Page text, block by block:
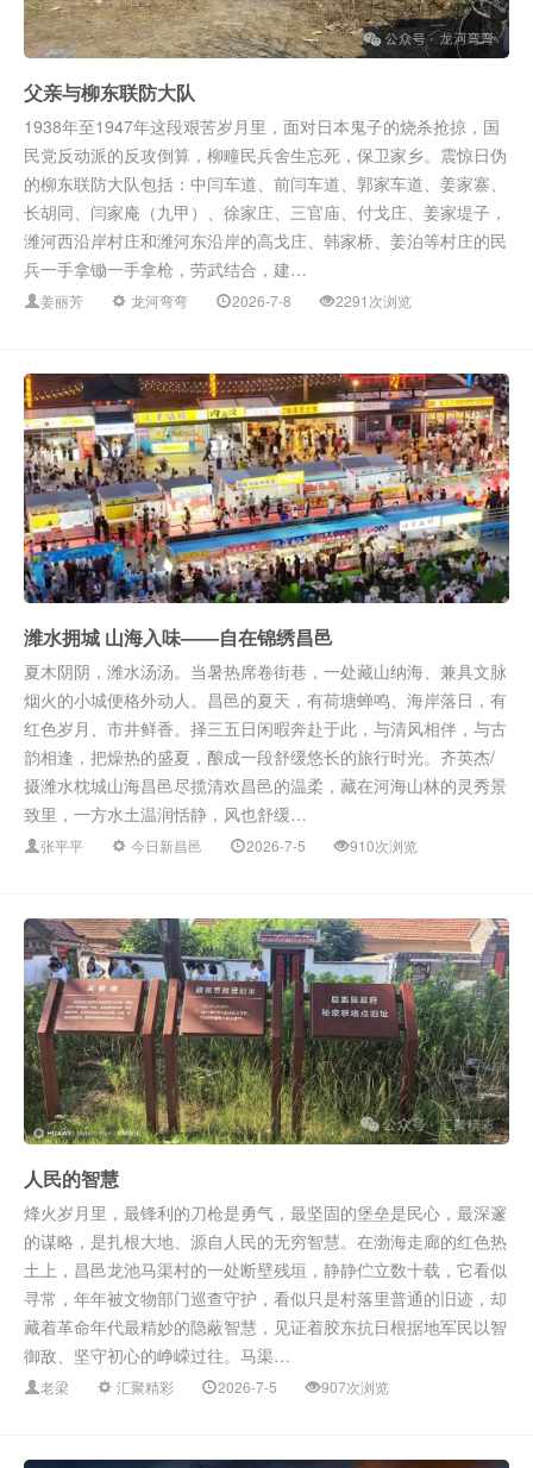
父亲与柳东联防大队
1938年至1947年这段艰苦岁月里，面对日本鬼子的烧杀抢掠，国
民党反动派的反攻倒算，柳疃民兵舍生忘死，保卫家乡。震惊日伪
的柳东联防大队包括：中闫车道、前闫车道、郭家车道、姜家寨、
长胡同、闫家庵（九甲）、徐家庄、三官庙、付戈庄、姜家堤子，
潍河西沿岸村庄和潍河东沿岸的高戈庄、韩家桥、姜泊等村庄的民
兵一手拿锄一手拿枪，劳武结合，建…
姜丽芳 龙河弯弯 2026-7-8 2291次浏览
潍水拥城 山海入味——自在锦绣昌邑
夏木阴阴，潍水汤汤。当暑热席卷街巷，一处藏山纳海、兼具文脉
烟火的小城便格外动人。昌邑的夏天，有荷塘蝉鸣、海岸落日，有
红色岁月、市井鲜香。择三五日闲暇奔赴于此，与清风相伴，与古
韵相逢，把燥热的盛夏，酿成一段舒缓悠长的旅行时光。齐英杰/
摄潍水枕城山海昌邑尽揽清欢昌邑的温柔，藏在河海山林的灵秀景
致里，一方水土温润恬静，风也舒缓…
张平平 今日新昌邑 2026-7-5 910次浏览
人民的智慧
烽火岁月里，最锋利的刀枪是勇气，最坚固的堡垒是民心，最深邃
的谋略，是扎根大地、源自人民的无穷智慧。在渤海走廊的红色热
土上，昌邑龙池马渠村的一处断壁残垣，静静伫立数十载，它看似
寻常，年年被文物部门巡查守护，看似只是村落里普通的旧迹，却
藏着革命年代最精妙的隐蔽智慧，见证着胶东抗日根据地军民以智
御敌、坚守初心的峥嵘过往。马渠…
老梁 汇聚精彩 2026-7-5 907次浏览